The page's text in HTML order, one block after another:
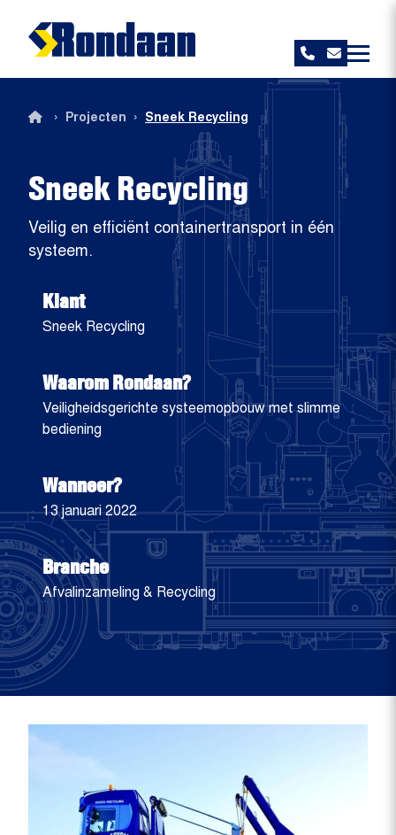
Sneek Recycling
Veilig en efficiënt containertransport in één
systeem.
› Projecten › Sneek Recycling
Klant
Sneek Recycling
Waarom Rondaan?
Veiligheidsgerichte systeemopbouw met slimme
bediening
Wanneer?
13 januari 2022
Branche
Afvalinzameling & Recycling